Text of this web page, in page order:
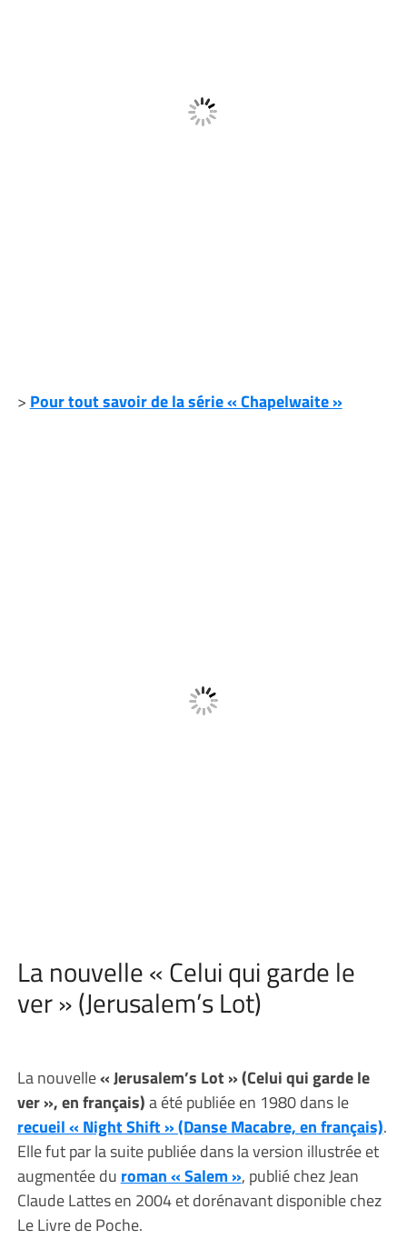
> Pour tout savoir de la série « Chapelwaite »
La nouvelle « Celui qui garde le
ver » (Jerusalem’s Lot)
La nouvelle« Jerusalem’s Lot » (Celui qui garde le
ver », en français)a été publiée en 1980 dans le
recueil « Night Shift » (Danse Macabre, en français).
Elle fut par la suite publiée dans la version illustrée et
augmentée du roman « Salem », publié chez Jean
Claude Lattes en 2004 et dorénavant disponible chez
Le Livre de Poche.